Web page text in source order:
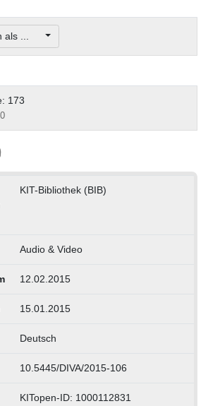
als ...
173
KIT-Bibliothek (BIB)
Audio & Video
12.02.2015
15.01.2015
Deutsch
10.5445/DIVA/2015-106
KITopen-ID: 1000112831